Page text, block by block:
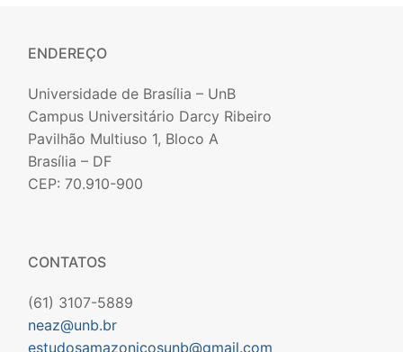
ENDEREÇO
Universidade de Brasília – UnB
Campus Universitário Darcy Ribeiro
Pavilhão Multiuso 1, Bloco A
Brasília – DF
CEP: 70.910-900
CONTATOS
(61) 3107-5889
neaz@unb.br
estudosamazonicosunb@gmail.com